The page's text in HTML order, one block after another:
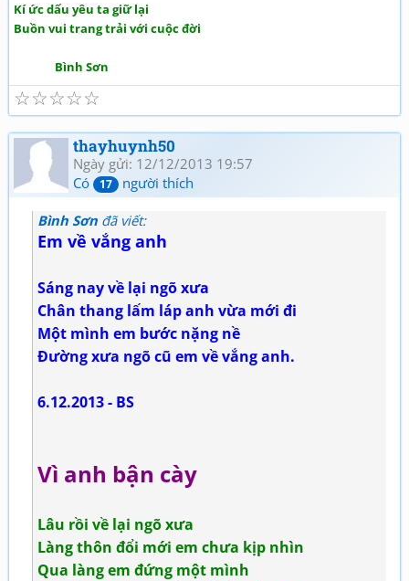
Kí ức dấu yêu ta giữ lại
Buồn vui trang trải với cuộc đời
Bình Sơn
☆
☆
☆
☆
☆
thayhuynh50
Ngày gửi: 12/12/2013 19:57
Có
17 người thích
Bình Sơn đã viết:
Em về vắng anh
Sáng nay về lại ngõ xưa
Chân thang lấm láp anh vừa mới đi
Một mình em bước nặng nề
Đường xưa ngõ cũ em về vắng anh.
6.12.2013 - BS
Vì anh bận cày
Lâu rồi về lại ngõ xưa
Làng thôn đổi mới em chưa kịp nhìn
Qua làng em đứng một mình